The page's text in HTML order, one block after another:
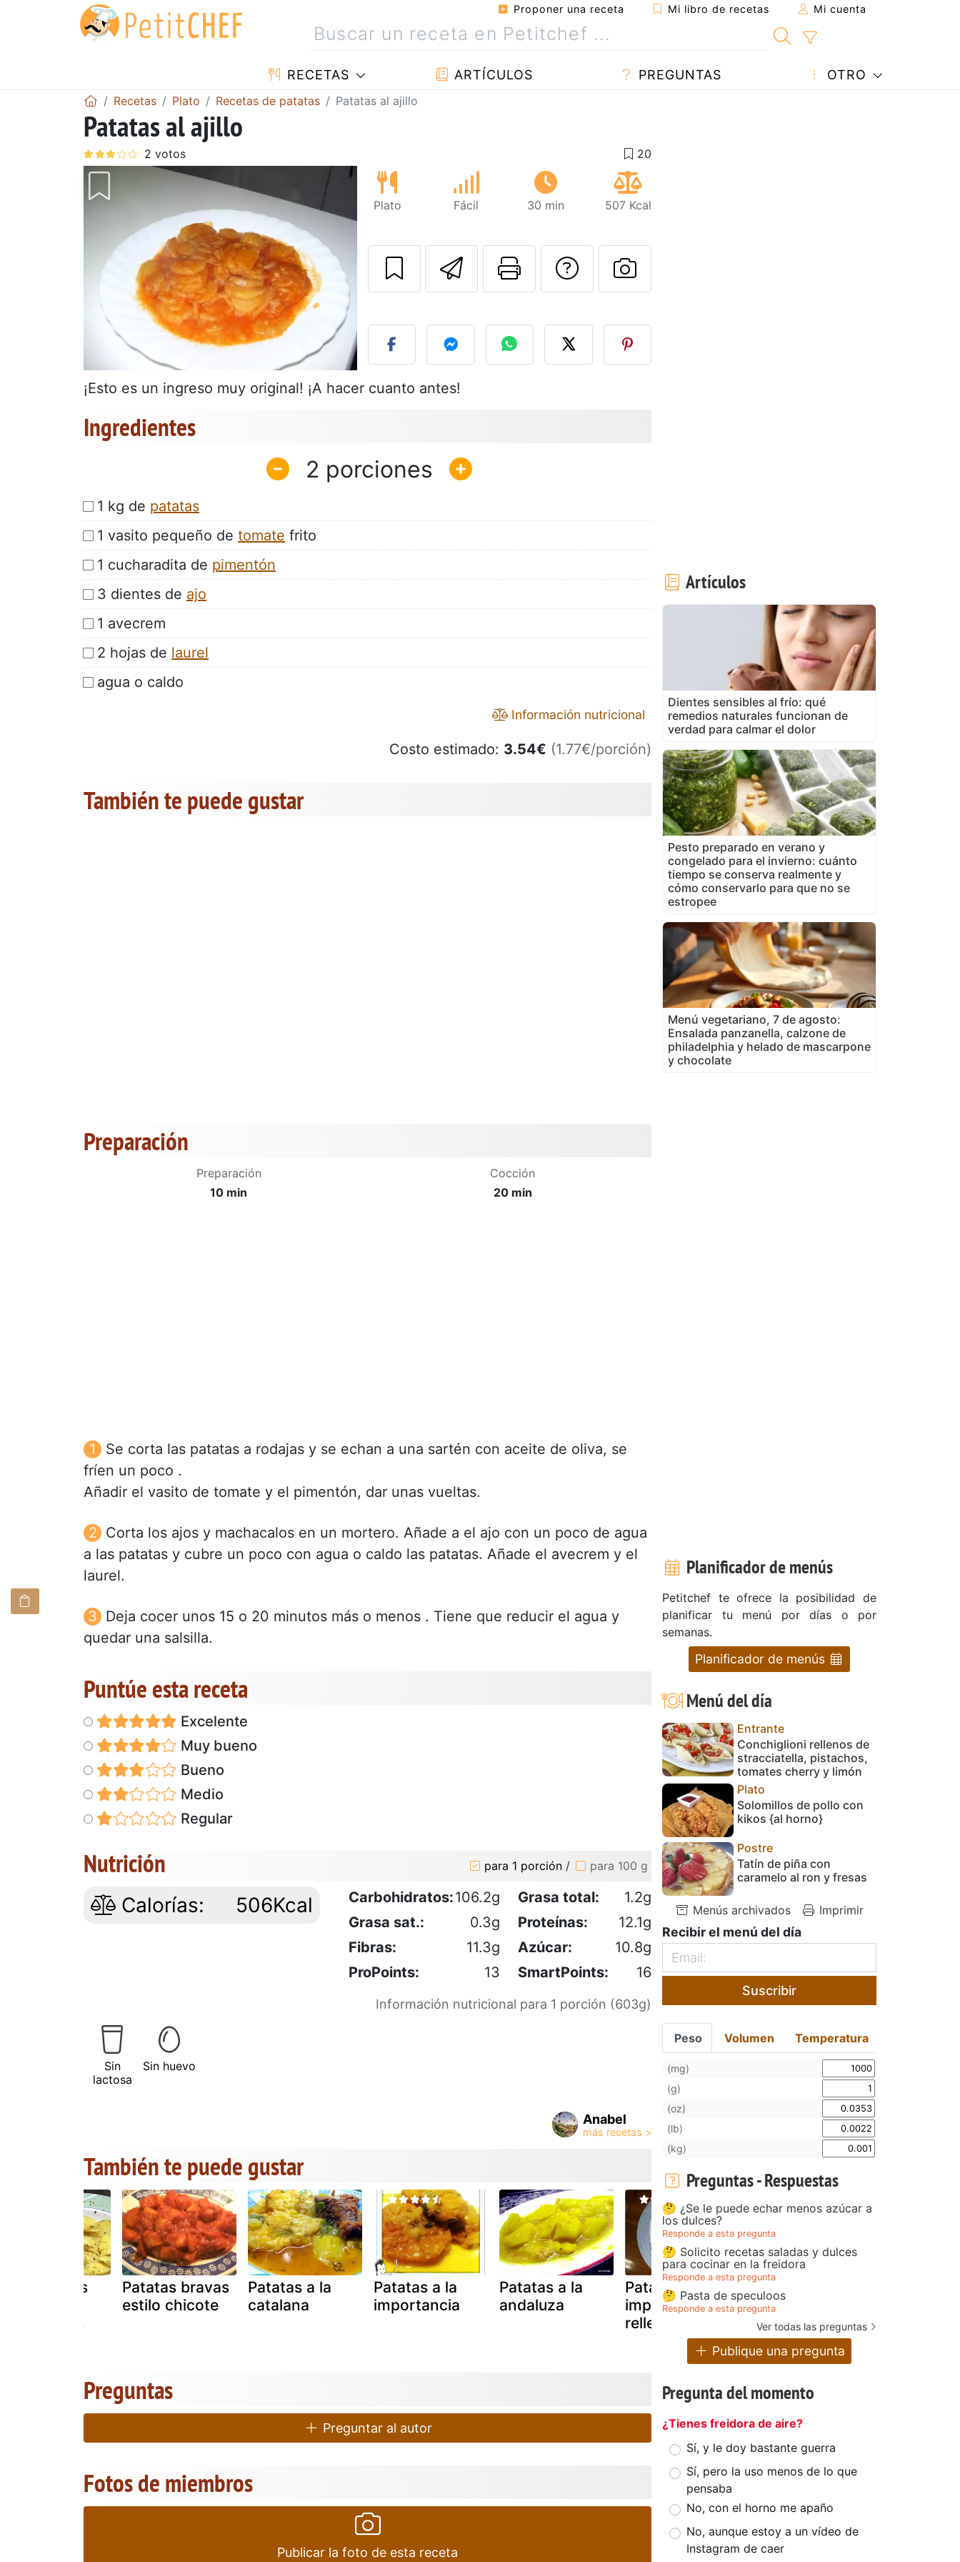
Proponer una receta Mi libro de recetas Mi cuenta
RECETAS ARTÍCULOS PREGUNTAS OTRO
Recetas Plato Recetas de patatas Patatas al ajillo
Patatas al ajillo
Plato Fácil 30 min 507 Kcal
Enviar esta receta a un amigo
Imprimir esta página
Preguntar al autor
Publicar la foto de esta receta
¡Esto es un ingreso muy original! ¡A hacer cuanto antes!
Ingredientes
2
1 kg de patatas
1 vasito pequeño de tomate frito
1 cucharadita de pimentón
3 dientes de ajo
1 avecrem
2 hojas de laurel
agua o caldo
Información nutricional
Costo estimado: 3.54€ (1.77€/porción)
También te puede gustar
Preparación
Preparación
10 min
Cocción
20 min
Se corta las patatas a rodajas y se echan a una sartén con aceite de oliva, se
fríen un poco .
Añadir el vasito de tomate y el pimentón, dar unas vueltas.
Corta los ajos y machacalos en un mortero. Añade a el ajo con un poco de agua
a las patatas y cubre un poco con agua o caldo las patatas. Añade el avecrem y el
laurel.
Deja cocer unos 15 o 20 minutos más o menos . Tiene que reducir el agua y
quedar una salsilla.
Puntúe esta receta
Excelente
Muy bueno
Bueno
Medio
Regular
Nutrición para 1 porción / para 100 g
Calorías: 506Kcal Carbohidratos:106.2g Grasa total:
1.2g
Grasa sat.:
0.3g Proteínas:
12.1g
Fibras:
11.3g Azúcar:
10.8g
ProPoints:
13 SmartPoints: 16
Información nutricional para 1 porción (603g)
Sin
lactosa
Sin huevo
Anabel
También te puede gustar
a las
Patatas bravas
estilo chicote
Patatas a la
catalana
Patatas a la
importancia
Patatas a la
andaluza
Patatas a la
importancia
rellenas
Patatas de
guarnición
arrugadas
Preguntas
Preguntar al autor
Fotos de miembros
Publicar la foto de esta receta
Artículos
Dientes sensibles al frío: qué
remedios naturales funcionan de
verdad para calmar el dolor
Pesto preparado en verano y
congelado para el invierno: cuánto
tiempo se conserva realmente y
cómo conservarlo para que no se
estropee
Menú vegetariano, 7 de agosto:
Ensalada panzanella, calzone de
philadelphia y helado de mascarpone
y chocolate
Planificador de menús
Petitchef te ofrece la posibilidad de
planificar tu menú por días o por
semanas.
Planificador de menús
Menú del día
Entrante
Conchiglioni rellenos de
stracciatella, pistachos,
tomates cherry y limón
Plato
Solomillos de pollo con
kikos {al horno}
Postre
Tatín de piña con
caramelo al ron y fresas
Menús archivados Imprimir
Recibir el menú del día
Suscribir
Peso Volumen Temperatura
(mg)
(g)
(oz)
(lb)
(kg)
Preguntas - Respuestas
🤔 ¿Se le puede echar menos azúcar a
los dulces?
Responde a esta pregunta
🤔 Solicito recetas saladas y dulces
para cocinar en la freidora
Responde a esta pregunta
🤔 Pasta de speculoos
Responde a esta pregunta
Ver todas las preguntas
Publique una pregunta
Pregunta del momento
¿Tienes freidora de aire?
Sí, y le doy bastante guerra
Sí, pero la uso menos de lo que
pensaba
No, con el horno me apaño
No, aunque estoy a un vídeo de
Instagram de caer